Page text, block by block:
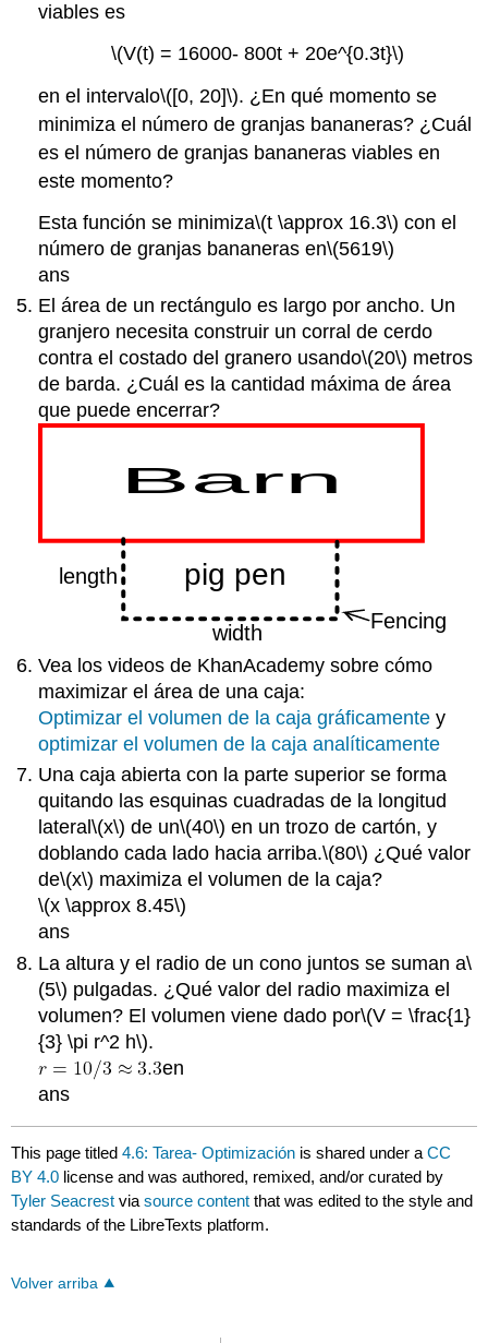
viables es
\(V(t) = 16000- 800t + 20e^{0.3t}\)
en el intervalo\([0, 20]\). ¿En qué momento se
minimiza el número de granjas bananeras? ¿Cuál
es el número de granjas bananeras viables en
este momento?
Esta función se minimiza\(t \approx 16.3\) con el
número de granjas bananeras en\(5619\)
ans
El área de un rectángulo es largo por ancho. Un
granjero necesita construir un corral de cerdo
contra el costado del granero usando\(20\) metros
de barda. ¿Cuál es la cantidad máxima de área
que puede encerrar?
Vea los videos de KhanAcademy sobre cómo
maximizar el área de una caja:
Optimizar el volumen de la caja gráficamente y
optimizar el volumen de la caja analíticamente
Una caja abierta con la parte superior se forma
quitando las esquinas cuadradas de la longitud
lateral\(x\) de un\(40\) en un trozo de cartón, y
doblando cada lado hacia arriba.\(80\) ¿Qué valor
de\(x\) maximiza el volumen de la caja?
\(x \approx 8.45\)
ans
La altura y el radio de un cono juntos se suman a\
(5\) pulgadas. ¿Qué valor del radio maximiza el
volumen? El volumen viene dado por\(V = \frac{1}
{3} \pi r^2 h\).
en
ans
This page titled4.6: Tarea- Optimización is shared under aCC
BY 4.0 license and was authored, remixed, and/or curated by
Tyler Seacrest viasource content that was edited to the style and
standards of the LibreTexts platform.
Volver arriba